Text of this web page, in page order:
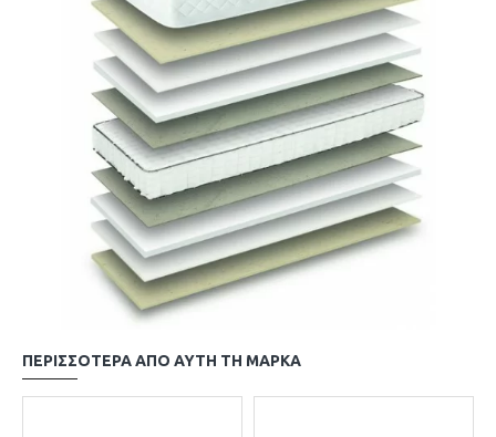
ΠΕΡΙΣΣΌΤΕΡΑ ΑΠΌ ΑΥΤΉ ΤΗ ΜΆΡΚΑ